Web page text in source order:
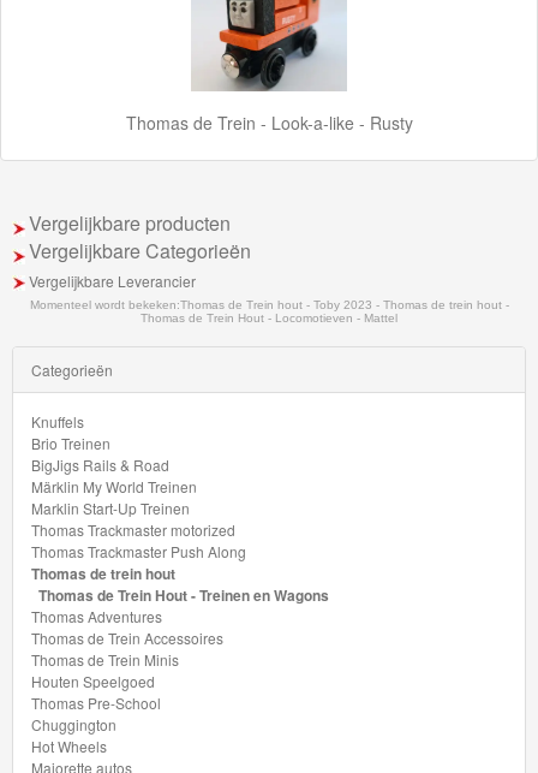
Thomas de Trein - Look-a-like - Rusty
Vergelijkbare producten
Vergelijkbare Categorieën
Vergelijkbare Leverancier
Momenteel wordt bekeken:Thomas de Trein hout - Toby 2023 - Thomas de trein hout -
Thomas de Trein Hout - Locomotieven - Mattel
Categorieën
Knuffels
Brio Treinen
BigJigs Rails & Road
Märklin My World Treinen
Marklin Start-Up Treinen
Thomas Trackmaster motorized
Thomas Trackmaster Push Along
Thomas de trein hout
Thomas de Trein Hout - Treinen en Wagons
Thomas Adventures
Thomas de Trein Accessoires
Thomas de Trein Minis
Houten Speelgoed
Thomas Pre-School
Chuggington
Hot Wheels
Majorette autos